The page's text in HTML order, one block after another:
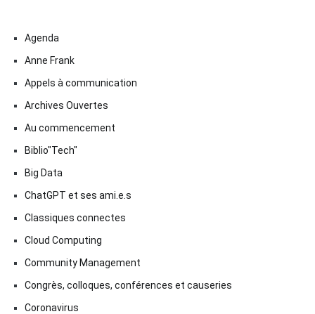
Agenda
Anne Frank
Appels à communication
Archives Ouvertes
Au commencement
Biblio"Tech"
Big Data
ChatGPT et ses ami.e.s
Classiques connectes
Cloud Computing
Community Management
Congrès, colloques, conférences et causeries
Coronavirus